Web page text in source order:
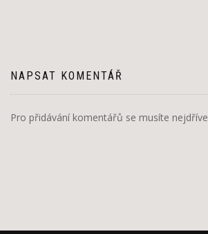
NAPSAT KOMENTÁŘ
Pro přidávání komentářů se musíte nejdříve